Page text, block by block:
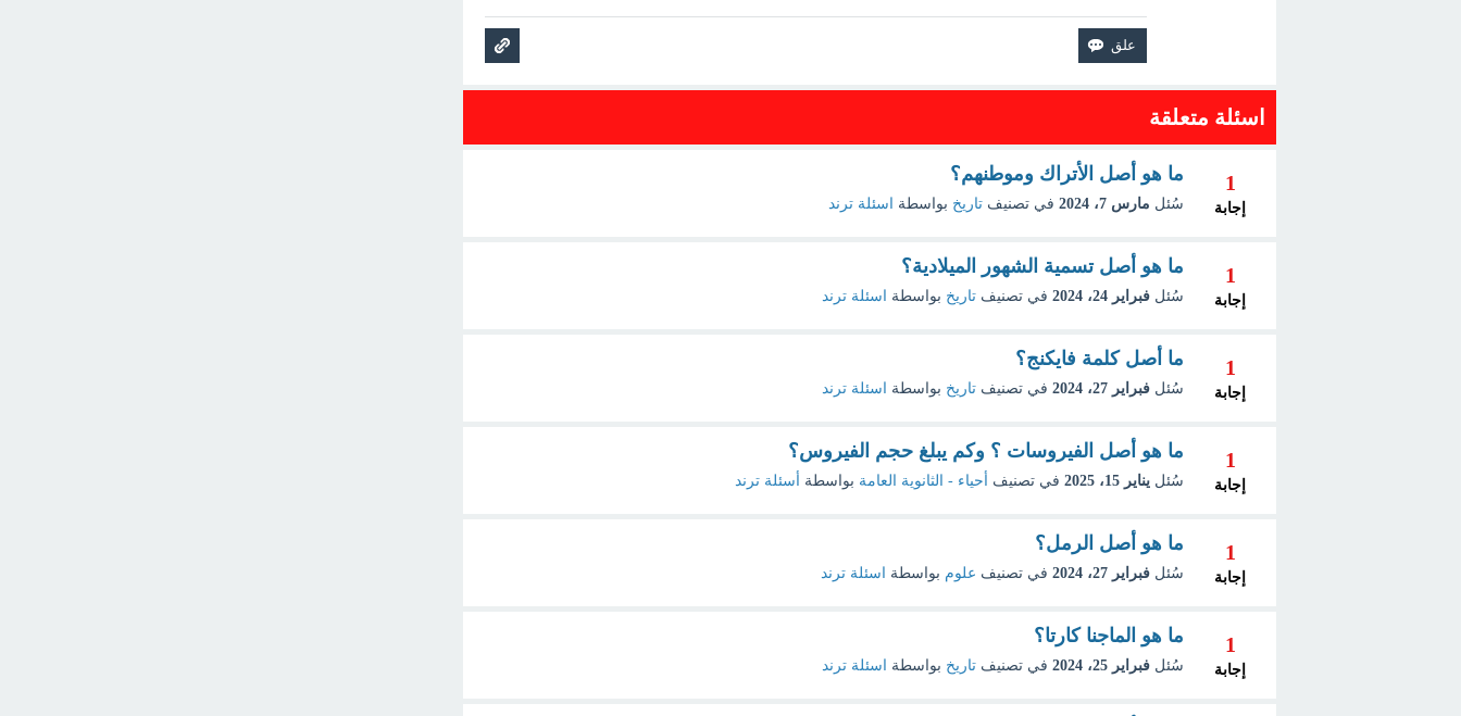
اسئلة متعلقة
1
إجابة
ما هو أصل الأتراك وموطنهم؟
سُئل مارس 7، 2024 في تصنيف تاريخ بواسطة اسئلة ترند
1
إجابة
ما هو أصل تسمية الشهور الميلادية؟
سُئل فبراير 24، 2024 في تصنيف تاريخ بواسطة اسئلة ترند
1
إجابة
ما أصل كلمة فايكنج؟
سُئل فبراير 27، 2024 في تصنيف تاريخ بواسطة اسئلة ترند
1
إجابة
ما هو أصل الفيروسات ؟ وكم يبلغ حجم الفيروس؟
سُئل يناير 15، 2025 في تصنيف أحياء - الثانوية العامة بواسطة أسئلة ترند
1
إجابة
ما هو أصل الرمل؟
سُئل فبراير 27، 2024 في تصنيف علوم بواسطة اسئلة ترند
1
إجابة
ما هو الماجنا كارتا؟
سُئل فبراير 25، 2024 في تصنيف تاريخ بواسطة اسئلة ترند